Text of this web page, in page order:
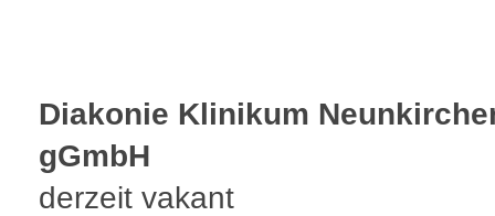
Diakonie Klinikum
gGmbH
derzeit vakant